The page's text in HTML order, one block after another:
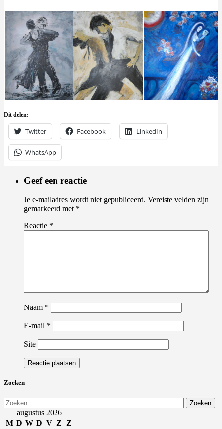
Dit delen:
Twitter Facebook LinkedIn
WhatsApp
Geef een reactie
Je e-mailadres wordt niet gepubliceerd. Vereiste velden zijn
gemarkeerd met *
Reactie *
Naam *
E-mail *
Site
Zoeken
Zoeken
naar:augustus 2026
M D W D V Z
Z